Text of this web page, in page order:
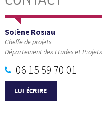
Solène Rosiau
Cheffe de projets
Département des Etudes et Projets
06 15 59 70 01
LUI ÉCRIRE